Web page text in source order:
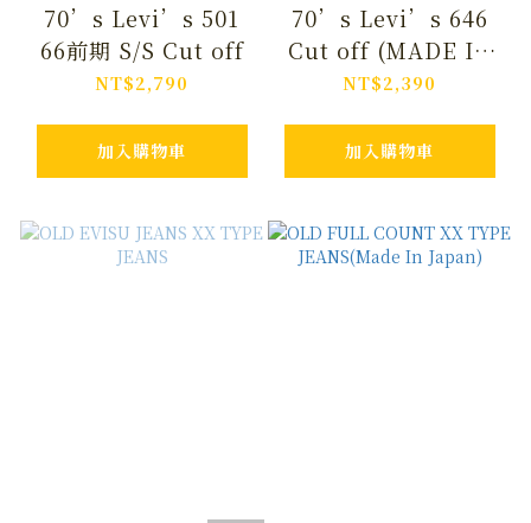
70’s Levi’s 501
66前期 S/S Cut off
NT$2,790
加入購物車
70’s Levi’s 646
Cut off (MADE IN
USA)
NT$2,390
加入購物車